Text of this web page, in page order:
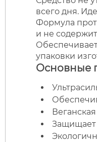
всего дня.
Формула
и не
упаковки
Основные
Защищает